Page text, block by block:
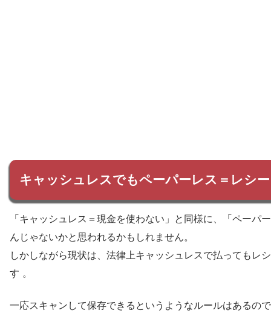
キャッシュレスでもペーパーレス＝レシ
「キャッシュレス＝現金を使わない」と同様に、「ペーパ
んじゃないかと思われるかもしれません。
しかしながら現状は、法律上キャッシュレスで払ってもレ
す 。
一応スキャンして保存できるというようなルールはあるの